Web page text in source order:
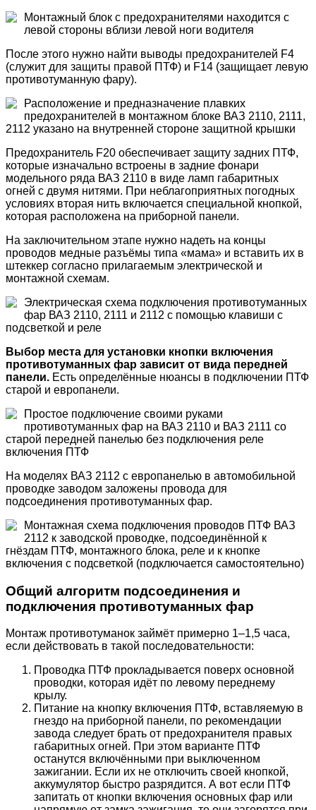
Монтажный блок с предохранителями находится с
левой стороны вблизи левой ноги водителя
После этого нужно найти выводы предохранителей F4
(служит для защиты правой ПТФ) и F14 (защищает левую
противотуманную фару).
Расположение и предназначение плавких
предохранителей в монтажном блоке ВАЗ 2110, 2111,
2112 указано на внутренней стороне защитной крышки
Предохранитель F20 обеспечивает защиту задних ПТФ,
которые изначально встроены в задние фонари
модельного ряда ВАЗ 2110 в виде ламп габаритных
огней с двумя нитями. При неблагоприятных погодных
условиях вторая нить включается специальной кнопкой,
которая расположена на приборной панели.
На заключительном этапе нужно надеть на концы
проводов медные разъёмы типа «мама» и вставить их в
штеккер согласно прилагаемым электрической и
монтажной схемам.
Электрическая схема подключения противотуманных
фар ВАЗ 2110, 2111 и 2112 с помощью клавиши с
подсветкой и реле
Выбор места для установки кнопки включения
противотуманных фар зависит от вида передней
панели. Есть определённые нюансы в подключении ПТФ
старой и европанели.
Простое подключение своими руками
противотуманных фар на ВАЗ 2110 и ВАЗ 2111 со
старой передней панелью без подключения реле
включения ПТФ
На моделях ВАЗ 2112 с европанелью в автомобильной
проводке заводом заложены провода для
подсоединения противотуманных фар.
Монтажная схема подключения проводов ПТФ ВАЗ
2112 к заводской проводке, подсоединённой к
гнёздам ПТФ, монтажного блока, реле и к кнопке
включения с подсветкой (подключается самостоятельно)
Общий алгоритм подсоединения и
подключения противотуманных фар
Монтаж противотуманок займёт примерно 1–1,5 часа,
если действовать в такой последовательности:
Проводка ПТФ прокладывается поверх основной
проводки, которая идёт по левому переднему
крылу.
Питание на кнопку включения ПТФ, вставляемую в
гнездо на приборной панели, по рекомендации
завода следует брать от предохранителя правых
габаритных огней. При этом варианте ПТФ
останутся включёнными при выключенном
зажигании. Если их не отключить своей кнопкой,
аккумулятор быстро разрядится. А вот если ПТФ
запитать от кнопки включения основных фар или